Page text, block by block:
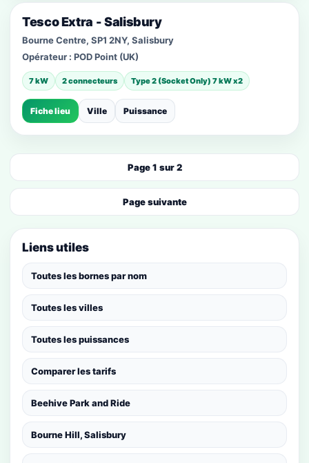
Tesco Extra - Salisbury
Bourne Centre, SP1 2NY, Salisbury
Opérateur : POD Point (UK)
7 kW 2 connecteurs Type 2 (Socket Only) 7 kW x2
Fiche lieu Ville Puissance
Page 1 sur 2
Page suivante
Liens utiles
Toutes les bornes par nom
Toutes les villes
Toutes les puissances
Comparer les tarifs
Beehive Park and Ride
Bourne Hill, Salisbury